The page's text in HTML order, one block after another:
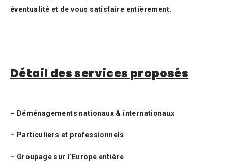
éventualité et de vous satisfaire entièrement.
Détail des services proposés
– Déménagements nationaux & internationaux
– Particuliers et professionnels
– Groupage sur l’Europe entière